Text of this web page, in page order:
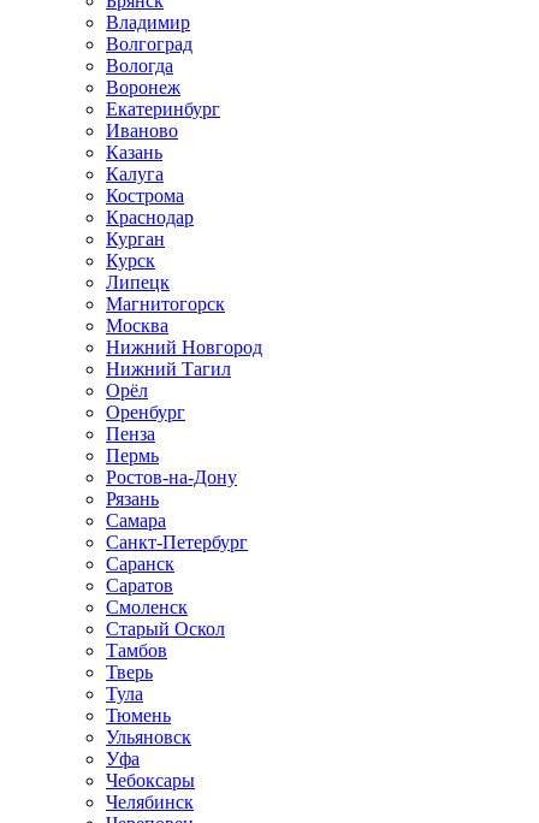
Владимир
Волгоград
Вологда
Воронеж
Екатеринбург
Иваново
Казань
Калуга
Кострома
Краснодар
Курган
Курск
Липецк
Магнитогорск
Москва
Нижний Новгород
Нижний Тагил
Орёл
Оренбург
Пенза
Пермь
Ростов‑на‑Дону
Рязань
Самара
Санкт‑Петербург
Саранск
Саратов
Смоленск
Старый Оскол
Тамбов
Тверь
Тула
Тюмень
Ульяновск
Уфа
Чебоксары
Челябинск